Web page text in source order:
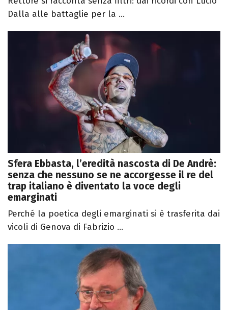
Dalla alle battaglie per la ...
Sfera Ebbasta, l’eredità nascosta di De Andrè:
senza che nessuno se ne accorgesse il re del
trap italiano è diventato la voce degli
emarginati
Perché la poetica degli emarginati si è trasferita dai
vicoli di Genova di Fabrizio ...